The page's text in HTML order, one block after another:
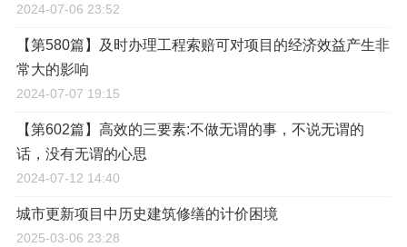
2024-07-06 23:52
【第580篇】及时办理工程索赔可对项目的经济效益产生非
常大的影响
2024-07-07 19:15
【第602篇】高效的三要素:不做无谓的事，不说无谓的
话，没有无谓的心思
2024-07-12 14:40
城市更新项目中历史建筑修缮的计价困境
2025-03-06 23:28